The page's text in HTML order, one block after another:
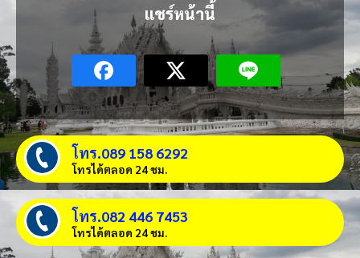
แชร์หน้านี้
โทร.089 158 6292
โทรได้ตลอด 24 ชม.
โทร.082 446 7453
โทรได้ตลอด 24 ชม.